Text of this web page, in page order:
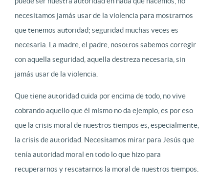
necesitamos jamás usar de la violencia para mostrarnos
que tenemos autoridad; seguridad muchas veces es
necesaria. La madre, el padre, nosotros sabemos corregir
con aquella seguridad, aquella destreza necesaria, sin
jamás usar de la violencia.
Que tiene autoridad cuida por encima de todo, no vive
cobrando aquello que él mismo no da ejemplo, es por eso
que la crisis moral de nuestros tiempos es, especialmente,
la crisis de autoridad. Necesitamos mirar para Jesús que
tenía autoridad moral en todo lo que hizo para
recuperarnos y rescatarnos la moral de nuestros tiempos.